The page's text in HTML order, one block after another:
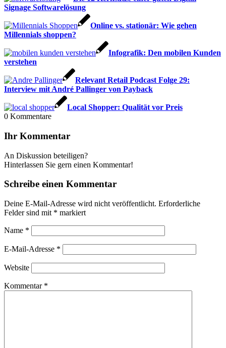
Signage Softwarelösung
Online vs. stationär: Wie gehen
Millennials shoppen?
Infografik: Den mobilen Kunden
verstehen
Relevant Retail Podcast Folge 29:
Interview mit André Pallinger von Payback
Local Shopper: Qualität vor Preis
0 Kommentare
Ihr Kommentar
An Diskussion beteiligen?
Hinterlassen Sie gern einen Kommentar!
Schreibe einen Kommentar
Deine E-Mail-Adresse wird nicht veröffentlicht. Erforderliche
Felder sind mit * markiert
Name *
E-Mail-Adresse *
Website
Kommentar *